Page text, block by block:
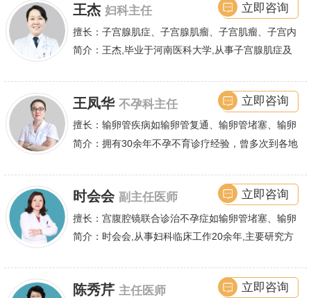
王杰 妇科主任
擅长：子宫腺肌症、子宫腺肌瘤、子宫肌瘤、子宫内
膜异位症等,长年致力于妇科微创手术及显微妇科手
卵管堵塞、输卵管复通、输卵管粘连等女性输卵管性
不孕及子宫性不孕、多囊卵巢等都有丰富诊疗经验
简介：王杰,毕业于河南医科大学,从事子宫腺肌症及
立即咨询
王凤华 不孕科主任
擅长：输卵管疾病如输卵管复通、输卵管堵塞、输卵
管积水、输卵管粘连;盆腔粘连、宫腔粘连、多囊卵
等;子宫畸形,发育不良,纵膈子宫,单角子宫,双角子宫,
幼稚子宫,始基子宫,特纳综合征等女性生殖道发育畸
形.并掌握各种领先的不孕症的手术与非手术疗法,尤
其对宫腹腔镜微创手术、四境一丝输卵管疏通术诊疗
简介：拥有30余年不孕不育诊疗经验，曾多次到各地
立即咨询
时会会 副主任医师
擅长：宫腹腔镜联合诊治不孕症如输卵管堵塞、输卵
管不通、输卵管积水、粘连等输卵管性不孕、多囊卵
子宫腺肌症、子宫肌瘤、子宫脱垂、尿失禁等也有丰
富的临床经验.
简介：时会会,从事妇科临床工作20余年,主要研究方
立即咨询
陈秀芹 主任医师 立即咨询